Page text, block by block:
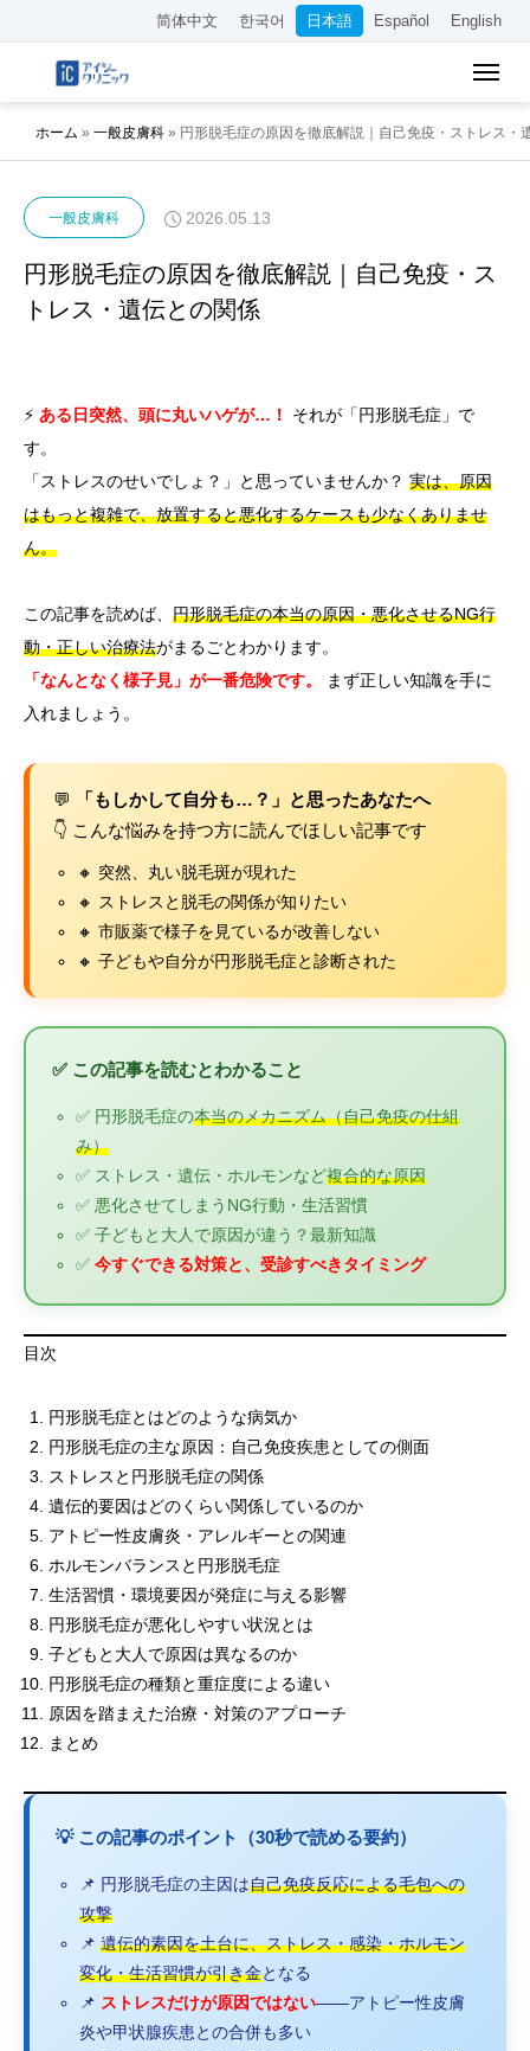
简体中文 한국어 日本語 Español English
ホーム » 一般皮膚科 » 円形脱毛症の原因を徹底解説｜自己免疫・ストレス・
一般皮膚科 2026.05.13
円形脱毛症の原因を徹底解説｜自己免疫・ス
トレス・遺伝との関係
⚡ ある日突然、頭に丸いハゲが…！
それが「円形脱毛症」で
す。
「ストレスのせいでしょ？」と思っていませんか？ 実は、原因
はもっと複雑で、放置すると悪化するケースも少なくありませ
ん。
この記事を読めば、 円形脱毛症の本当の原因・悪化させるNG行
動・正しい治療法がまるごとわかります。
「なんとなく様子見」が一番危険です。
まず正しい知識を手に
入れましょう。
💬
「もしかして自分も…？」と思ったあなたへ
👇 こんな悩みを持つ方に読んでほしい記事です
🔸 突然、丸い脱毛斑が現れた
🔸 ストレスと脱毛の関係が知りたい
🔸 市販薬で様子を見ているが改善しない
🔸 子どもや自分が円形脱毛症と診断された
✅ この記事を読むとわかること
✅ 円形脱毛症の本当のメカニズム（自己免疫の仕組
み）
✅ ストレス・遺伝・ホルモンなど複合的な原因
✅ 悪化させてしまうNG行動・生活習慣
✅ 子どもと大人で原因が違う？最新知識
✅ 今すぐできる対策と、受診すべきタイミング
目次
円形脱毛症とはどのような病気か
円形脱毛症の主な原因：自己免疫疾患としての側面
ストレスと円形脱毛症の関係
遺伝的要因はどのくらい関係しているのか
アトピー性皮膚炎・アレルギーとの関連
ホルモンバランスと円形脱毛症
生活習慣・環境要因が発症に与える影響
円形脱毛症が悪化しやすい状況とは
子どもと大人で原因は異なるのか
円形脱毛症の種類と重症度による違い
原因を踏まえた治療・対策のアプローチ
まとめ
💡 この記事のポイント（30秒で読める要約）
📌 円形脱毛症の主因は自己免疫反応による毛包への
攻撃
📌 遺伝的素因を土台に、ストレス・感染・ホルモン
変化・生活習慣が引き金となる
📌 ストレスだけが原因ではない——アトピー性皮膚
炎や甲状腺疾患との合併も多い